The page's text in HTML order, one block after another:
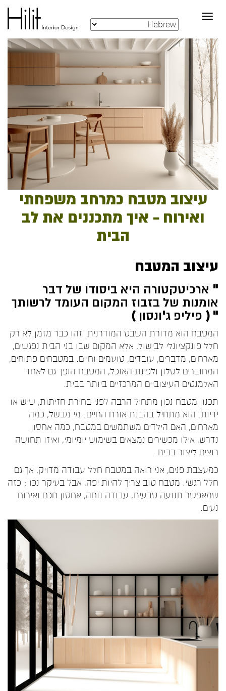
Toggle
navigation
עיצוב מטבח כמרחב משפחתי
ואירוח – איך מתכננים את לב
הבית
עיצוב המטבח
" ארכיטקטורה היא ביסודו של דבר
אומנות של בזבוז המקום העומד לרשותך
" ( פיליפ ג'ונסון )
המטבח הוא מדורת השבט המודרנית. זהו כבר מזמן לא רק
חלל פונקציונלי לבישול, אלא המקום שבו בני הבית נפגשים,
מארחים, מדברים, עובדים, טועמים וחיים. במטבחים פתוחים,
המחוברים לסלון ולפינת האוכל, המטבח הופך גם לאחד
האלמנטים העיצוביים המרכזיים ביותר בבית.
תכנון מטבח נכון מתחיל הרבה לפני בחירת חזיתות, שיש או
ידיות. הוא מתחיל בהבנת אורח החיים: מי מבשל, כמה
מארחים, האם הילדים משתמשים במטבח, כמה אחסון
נדרש, אילו מכשירים נמצאים בשימוש יומיומי, ואיזו תחושה
רוצים ליצור בבית.
כמעצבת פנים, אני רואה במטבח חלל עבודה מדויק, אך גם
חלל רגשי. מטבח טוב צריך להיות יפה, אבל בעיקר נכון: כזה
שמאפשר תנועה טבעית, עבודה נוחה, אחסון חכם ואירוח
נעים.